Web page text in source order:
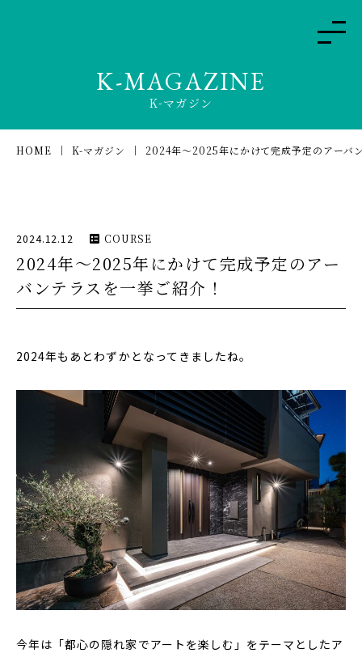
K-MAGAZINE
K-マガジン
HOME K-マガジン 2024年〜2025年にかけて完成予定のアーバ
2024.12.12 COURSE
2024年〜2025年にかけて完成予定のアー
バンテラスを一挙ご紹介！
2024年もあとわずかとなってきましたね。
今年は「都心の隠れ家でアートを楽しむ」をテーマとしたア